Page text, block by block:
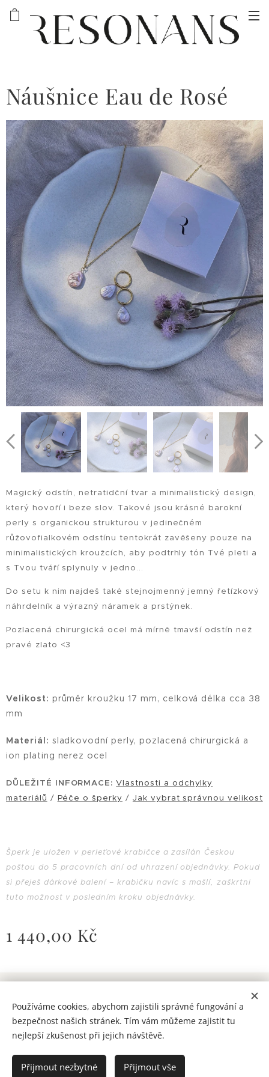
Náušnice Eau de Rosé
Magický odstín, netratidční tvar a minimalistický design,
který hovoří i beze slov. Takové jsou krásné barokní
perly s organickou strukturou v jedinečném
růžovofialkovém odstínu tentokrát zavěšeny pouze na
minimalistických kroužcích, aby podtrhly tón Tvé pleti a
s Tvou tváří splynuly v jedno...
Do setu k nim najdeš také stejnojmenný jemný řetízkový
náhrdelník a výrazný náramek a prstýnek.
Pozlacená chirurgická ocel má mírně tmavší odstín než
pravé zlato <3
Velikost: průměr kroužku 17 mm, celková délka cca 38
mm
Materiál: sladkovodní perly, pozlacená chirurgická a
ion plating nerez ocel
DŮLEŽITÉ INFORMACE: Vlastnosti a odchylky
materiálů / Péče o šperky / Jak vybrat správnou velikost
Šperk je uložen v perleťové krabičce a zasílán Českou
poštou do 5 pracovních dní od uhrazení objednávky. Pokud
si přeješ dárkové balení – krabičku navíc s mašlí, zaškrtni
tuto možnost v posledním kroku objednávky.
1 440,00 Kč
Do košíku
Obchodní podmínky
& ochrana osobních údajů Cookies
Používáme cookies, abychom zajistili správné fungování a
bezpečnost našich stránek. Tím vám můžeme zajistit tu
nejlepší zkušenost při jejich návštěvě.
Přijmout nezbytné Přijmout vše